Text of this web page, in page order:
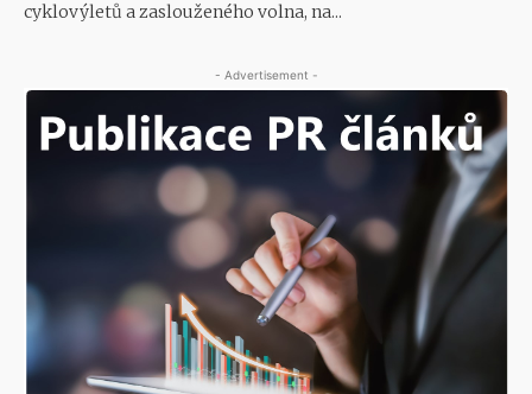
cyklovýletů a zaslouženého volna, na...
- Advertisement -